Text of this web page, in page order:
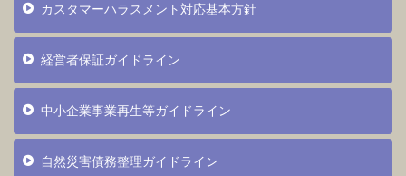
カスタマーハラスメント対応基本方針
経営者保証ガイドライン
中小企業事業再生等ガイドライン
自然災害債務整理ガイドライン